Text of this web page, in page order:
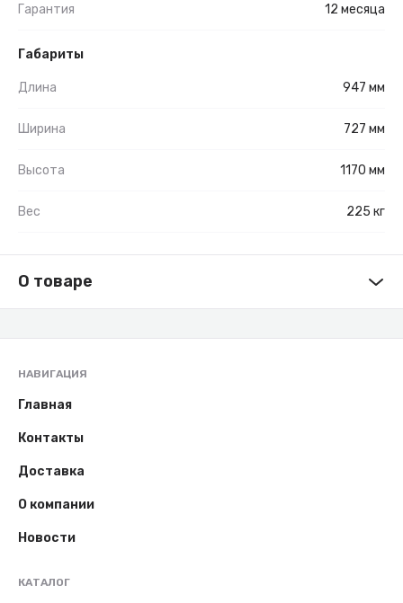
Гарантия 12 месяца
Габариты
Длина 947 мм
Ширина 727 мм
Высота 1170 мм
Вес 225 кг
О товаре
НАВИГАЦИЯ
Главная
Контакты
Доставка
О компании
Новости
КАТАЛОГ